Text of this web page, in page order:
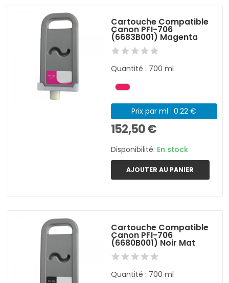
Cartouche Compatible
Canon PFI-706
(6683B001) Magenta
Quantité : 700 ml
Prix par ml : 0.22 €
152,50 €
Disponibilité: En stock
AJOUTER AU PANIER
Cartouche Compatible
Canon PFI-706
(6680B001) Noir Mat
Quantité : 700 ml